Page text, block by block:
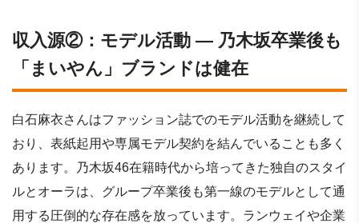
収入源②：モデル活動 ― 乃木坂卒業後も
「まいやん」ブランドは健在
白石麻衣さんはファッション誌でのモデル活動を継続して
おり、表紙起用や専属モデル契約を結んでいることも多く
あります。乃木坂46在籍時代から培ってきた独自のスタイ
ルとオーラは、グループ卒業後も第一線のモデルとして通
用する圧倒的な存在感を放っています。ランウェイや企業